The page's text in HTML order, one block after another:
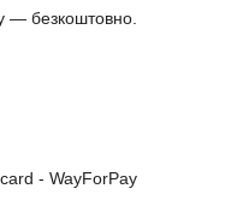
— безкоштовно.
- WayForPay